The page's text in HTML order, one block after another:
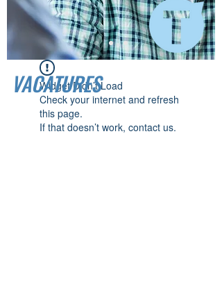
Widget Didn’t Load
Check your internet and refresh
this page.
If that doesn’t work, contact us.
VACATURES